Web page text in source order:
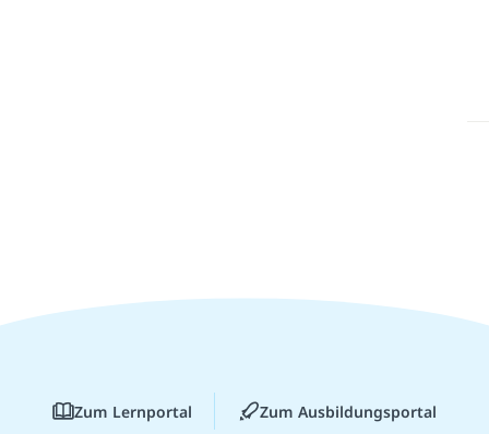
Zum Lernportal Zum Ausbildungsportal